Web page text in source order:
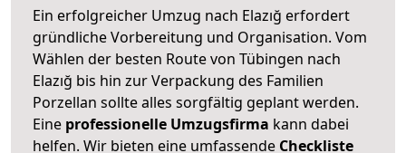
Ein erfolgreicher Umzug nach Elazığ erfordert
gründliche Vorbereitung und Organisation. Vom
Wählen der besten Route von Tübingen nach
Elazığ bis hin zur Verpackung des Familien
Porzellan sollte alles sorgfältig geplant werden.
Eine professionelle Umzugsfirma kann dabei
helfen. Wir bieten eine umfassende Checkliste